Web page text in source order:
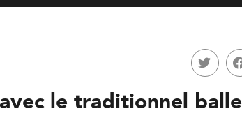
le traditionnel